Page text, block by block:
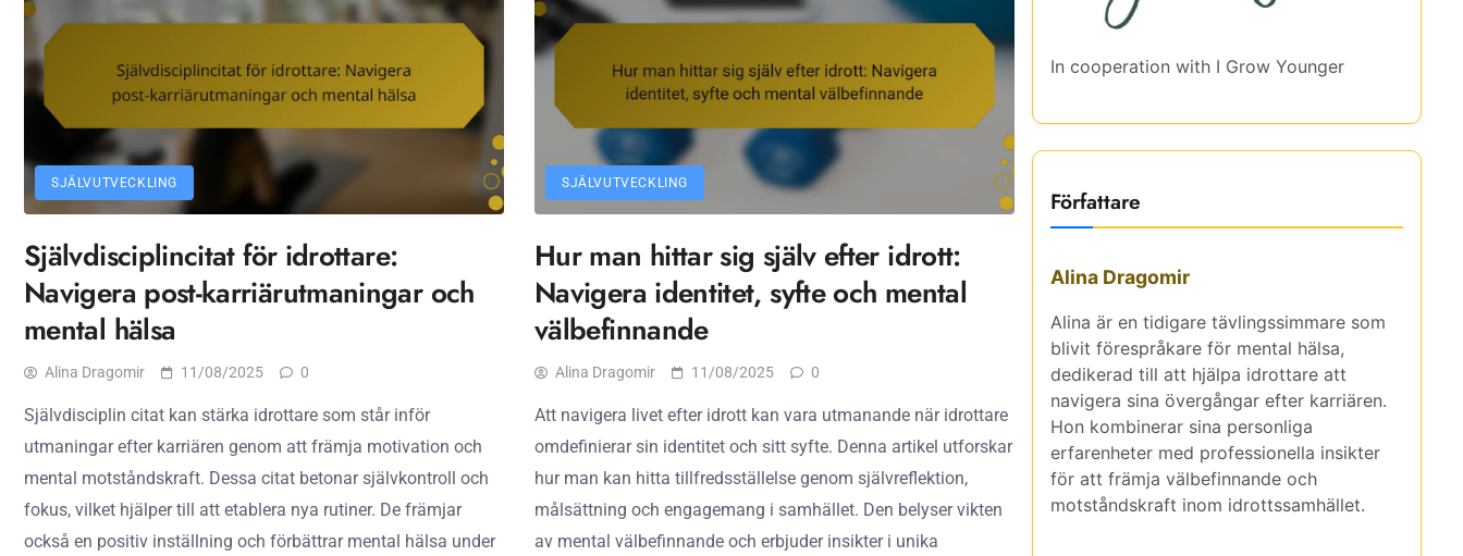
SJÄLVUTVECKLING
Självdisciplincitat för idrottare:
Navigera post-karriärutmaningar och
mental hälsa
Alina Dragomir 11/08/2025 0
Självdisciplin citat kan stärka idrottare som står inför
utmaningar efter karriären genom att främja motivation och
mental motståndskraft. Dessa citat betonar självkontroll och
fokus, vilket hjälper till att etablera nya rutiner. De främjar
också en positiv inställning och förbättrar mental hälsa under
SJÄLVUTVECKLING
Hur man hittar sig själv efter idrott:
Navigera identitet, syfte och mental
välbefinnande
Alina Dragomir 11/08/2025 0
Att navigera livet efter idrott kan vara utmanande när idrottare
omdefinierar sin identitet och sitt syfte. Denna artikel utforskar
hur man kan hitta tillfredsställelse genom självreflektion,
målsättning och engagemang i samhället. Den belyser vikten
av mental välbefinnande och erbjuder insikter i unika
In cooperation with I Grow Younger
Författare
Alina Dragomir
Alina är en tidigare tävlingssimmare som
blivit förespråkare för mental hälsa,
dedikerad till att hjälpa idrottare att
navigera sina övergångar efter karriären.
Hon kombinerar sina personliga
erfarenheter med professionella insikter
för att främja välbefinnande och
motståndskraft inom idrottssamhället.